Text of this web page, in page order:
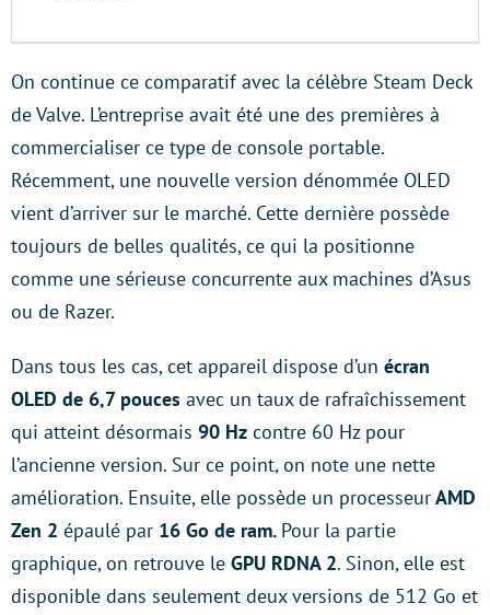
On continue ce comparatif avec la célèbre Steam Deck
de Valve. L’entreprise avait été une des premières à
commercialiser ce type de console portable.
Récemment, une nouvelle version dénommée OLED
vient d’arriver sur le marché. Cette dernière possède
toujours de belles qualités, ce qui la positionne
comme une sérieuse concurrente aux machines d’Asus
ou de Razer.
Dans tous les cas, cet appareil dispose d’un écran
OLED de 6,7 pouces avec un taux de rafraîchissement
qui atteint désormais 90 Hz contre 60 Hz pour
l’ancienne version. Sur ce point, on note une nette
amélioration. Ensuite, elle possède un processeurAMD
Zen 2 épaulé par 16 Go de ram. Pour la partie
graphique, on retrouve le GPU RDNA 2. Sinon, elle est
disponible dans seulement deux versions de 512 Go et